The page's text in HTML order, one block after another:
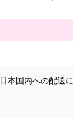
日本国内への配送